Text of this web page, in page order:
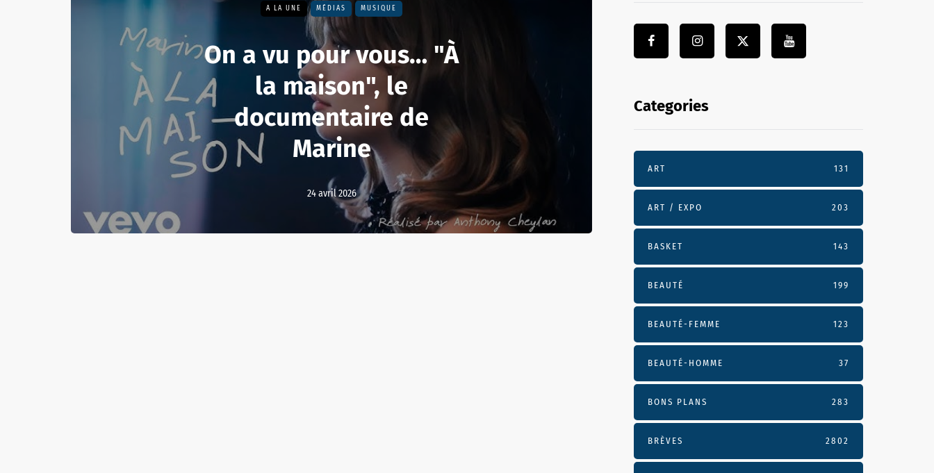
A LA UNE MÉDIAS MUSIQUE
On a vu pour vous… "À
la maison", le
documentaire de
Marine
24 avril 2026
Categories
ART 131
ART / EXPO 203
BASKET 143
BEAUTÉ 199
BEAUTÉ-FEMME 123
BEAUTÉ-HOMME 37
BONS PLANS 283
BRÈVES 2802